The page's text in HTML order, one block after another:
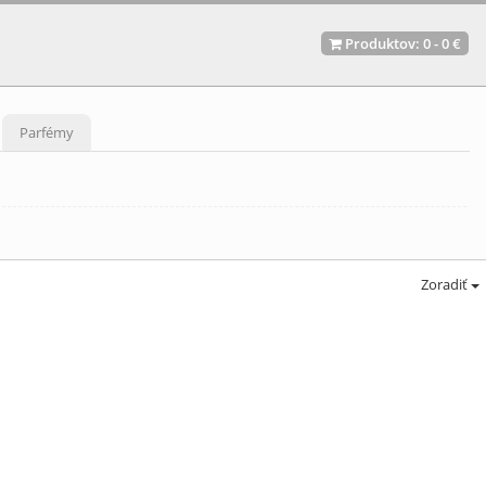
Produktov: 0-0 €
Parfémy
Zoradiť